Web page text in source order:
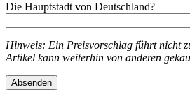
Die Hauptstadt von Deutschland?
Hinweis: Ein Preisvorschlag führt nicht
Artikel kann weiterhin von anderen